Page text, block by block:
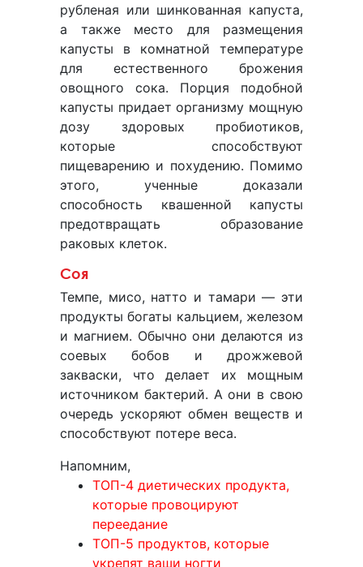
рубленая или шинкованная капуста,
а также место для размещения
капусты в комнатной температуре
для естественного брожения
овощного сока. Порция подобной
капусты придает организму мощную
дозу здоровых пробиотиков,
которые способствуют
пищеварению и похудению. Помимо
этого, ученные доказали
способность квашенной капусты
предотвращать образование
раковых клеток.
Соя
Темпе, мисо, натто и тамари — эти
продукты богаты кальцием, железом
и магнием. Обычно они делаются из
соевых бобов и дрожжевой
закваски, что делает их мощным
источником бактерий. А они в свою
очередь ускоряют обмен веществ и
способствуют потере веса.
Напомним,
ТОП-4 диетических продукта,
которые провоцируют
переедание
ТОП-5 продуктов, которые
укрепят ваши ногти